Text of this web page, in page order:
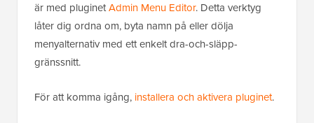
är med pluginetAdmin Menu Editor. Detta verktyg
låter dig ordna om, byta namn på eller dölja
menyalternativ med ett enkelt dra-och-släpp-
gränssnitt.
För att komma igång, installera och aktivera pluginet.